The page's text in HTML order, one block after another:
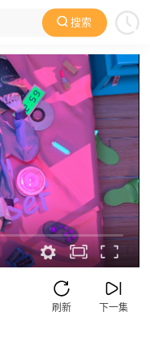
搜索
欧美动漫 动漫电影
下一集
刷新